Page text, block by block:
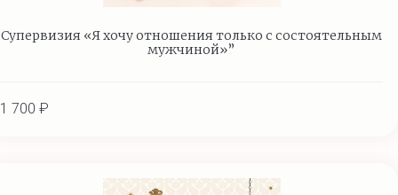
Супервизия «Я хочу отношения только с состоятельным
мужчиной»”
1 700 ₽